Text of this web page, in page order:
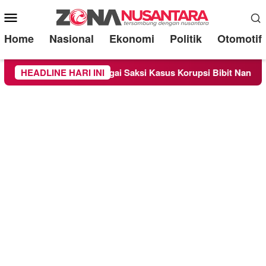
Mobile
Menu
Home Nasional Ekonomi Politik Otomotif
HEADLINE HARI INI
Diperiksa Sebagai Saksi Kasus Korupsi Bibit Nanas Sulsel